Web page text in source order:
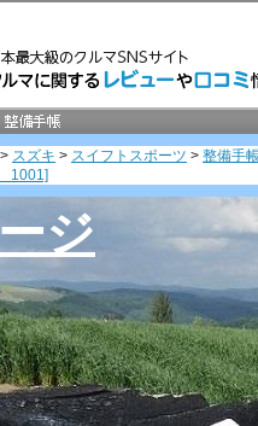
> スズキ > スイフトスポーツ > 整備手
1001]
ジ